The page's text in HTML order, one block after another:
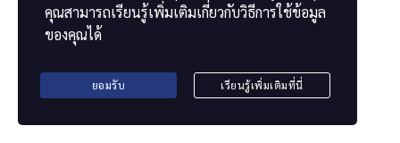
คุณสามารถเรียนรู้เพิ่มเติมเกี่ยวกับวิธีการใช้ข้อมูล
ของคุณได้
ยอมรับ เรียนรู้เพิ่มเติมที่นี่